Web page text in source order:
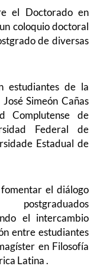
el Doctorado en
coloquio doctoral
de diversas
estudiantes de la
Simeón Cañas
Complutense de
Federal de
Estadual de
el diálogo
el intercambio
entre estudiantes
en Filosofía
Latina .